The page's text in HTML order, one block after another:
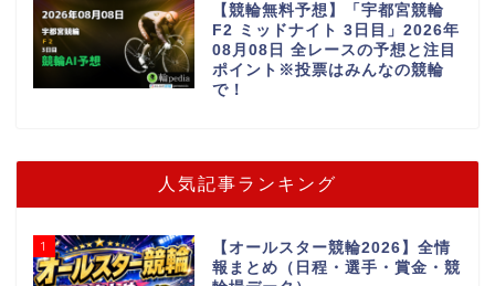
【競輪無料予想】「宇都宮競輪
F2 ミッドナイト 3日目」2026年
08月08日 全レースの予想と注目
ポイント※投票はみんなの競輪
で！
人気記事ランキング
1
【オールスター競輪2026】全情
報まとめ（日程・選手・賞金・競